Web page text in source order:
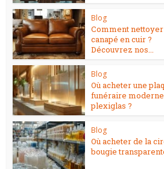
Blog
Comment
canapé en cuir ?
Découvrez nos...
Blog
Où acheter une
funéraire
plexiglas ?
Blog
Où acheter de la
bougie